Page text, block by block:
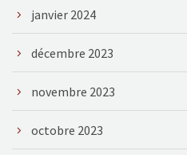
janvier 2024
décembre 2023
novembre 2023
octobre 2023